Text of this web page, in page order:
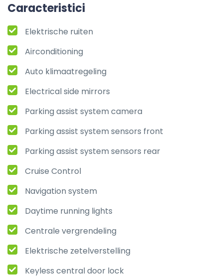
Caracteristici
Elektrische ruiten
Airconditioning
Auto klimaatregeling
Electrical side mirrors
Parking assist system camera
Parking assist system sensors front
Parking assist system sensors rear
Cruise Control
Navigation system
Daytime running lights
Centrale vergrendeling
Elektrische zetelverstelling
Keyless central door lock